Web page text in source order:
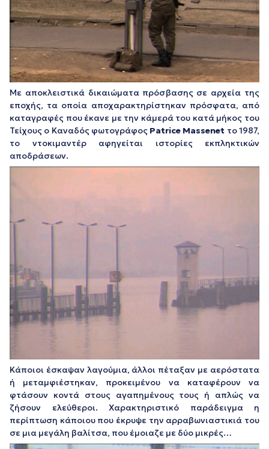
Με αποκλειστικά δικαιώματα πρόσβασης σε αρχεία της
εποχής, τα οποία αποχαρακτηρίστηκαν πρόσφατα, από
καταγραφές που έκανε με την κάμερά του κατά μήκος του
Τείχους ο Καναδός φωτογράφοςPatrice Massenet το 1987,
το ντοκιμαντέρ αφηγείται ιστορίες εκπληκτικών
αποδράσεων.
Κάποιοι έσκαψαν λαγούμια, άλλοι πέταξαν με αερόστατα
ή μεταμφιέστηκαν, προκειμένου να καταφέρουν να
φτάσουν κοντά στους αγαπημένους τους ή απλώς να
ζήσουν ελεύθεροι. Χαρακτηριστικό παράδειγμα η
περίπτωση κάποιου που έκρυψε την αρραβωνιαστικιά του
σε μια μεγάλη βαλίτσα, που έμοιαζε με δύο μικρές…